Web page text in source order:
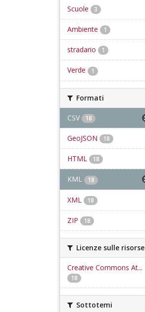
Scuole 3
Ambiente 1
stradario 1
Verde 1
Formati
CSV 18
GeoJSON 18
HTML 18
KML 18
XML 18
ZIP 18
Licenze sulle risorse
Creative Commons At...
18
Sottotemi